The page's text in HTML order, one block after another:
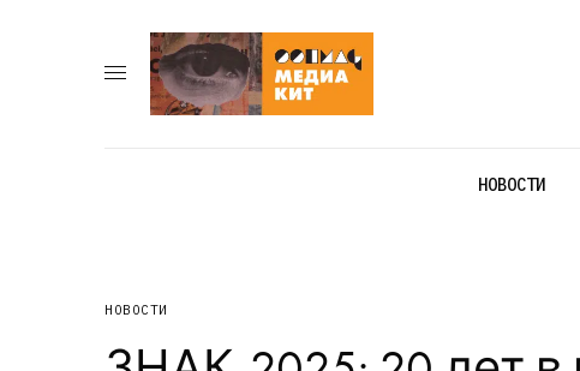
НОВОСТИ
НОВОСТИ